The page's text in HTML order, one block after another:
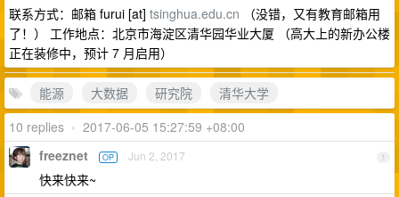
联系方式：邮箱 furui [at] tsinghua.edu.cn （没错，又有教育邮箱用
了！） 工作地点：北京市海淀区清华园华业大厦 （高大上的新办公楼
正在装修中，预计 7 月启用）
能源 大数据 研究院
清华大学
10 replies • 2017-06-05 15:27:59 +08:00
1
freeznet OP Jun 2, 2017
快来快来~